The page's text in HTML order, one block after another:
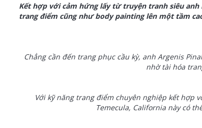
Kết hợp với cảm hứng lấy từ truyện tranh siêu anh
trang điểm cũng như body painting lên một tầm
Chẳng cần đến trang phục cầu kỳ, anh Argenis
nhờ tài hóa
Với kỹ năng trang điểm chuyên nghiệp kết
Temecula, California này có